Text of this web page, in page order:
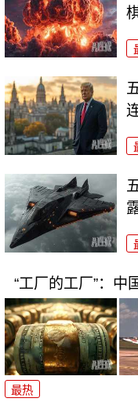
“工厂的工厂”：中
最热